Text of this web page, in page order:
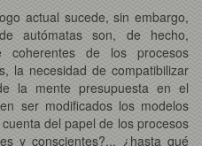
actual sucede, sin embargo,
autómatas son, de hecho,
coherentes de los procesos
la necesidad de compatibilizar
la mente presupuesta en el
ser modificados los modelos
del papel de los procesos
y conscientes?... ¿hasta qué